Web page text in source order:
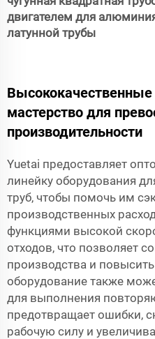
двигателем для
латунной трубы
мастерство для
производительности
Yuetai предоставляет
линейку оборудования
труб, чтобы помочь им
производственных
функциями высокой
отходов, что позволяет
производства и
оборудование также
для выполнения
предотвращает ошибки,
рабочую силу и